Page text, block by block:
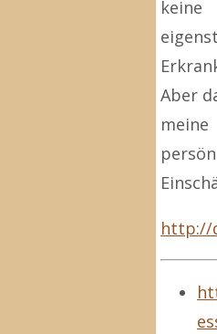
keine
Aber
meine
http://